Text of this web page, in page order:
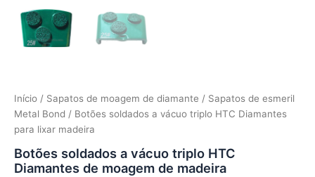
Início / Sapatos de moagem de diamante / Sapatos de esmeril
Metal Bond / Botões soldados a vácuo triplo HTC Diamantes
para lixar madeira
Botões soldados a vácuo triplo HTC
Diamantes de moagem de madeira